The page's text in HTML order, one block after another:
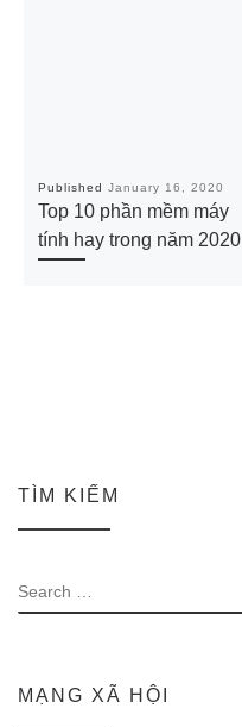
Published January 16, 2020
Top 10 phần mềm máy
tính hay trong năm 2020
TÌM KIẾM
SEARCH
MẠNG XÃ HỘI